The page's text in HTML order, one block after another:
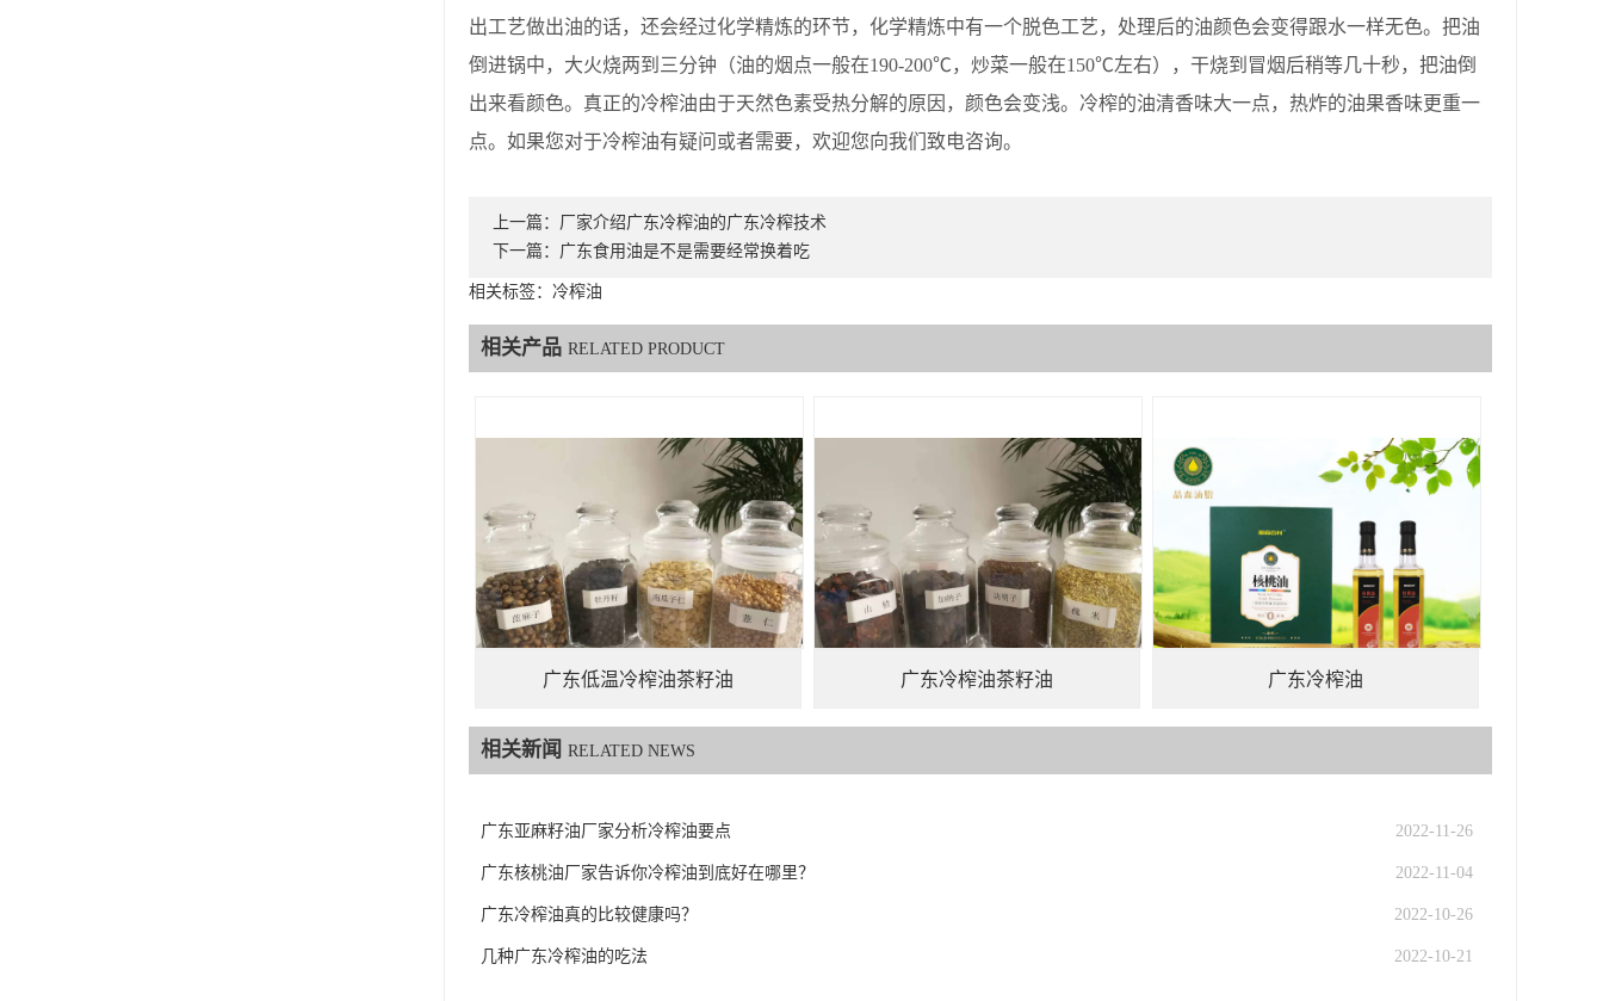
出工艺做出油的话，还会经过化学精炼的环节，化学精炼中有一个脱色工艺，处理后的油颜色会变得跟水一样无色。把油
倒进锅中，大火烧两到三分钟（油的烟点一般在190-200℃，炒菜一般在150℃左右），干烧到冒烟后稍等几十秒，把油倒
出来看颜色。真正的冷榨油由于天然色素受热分解的原因，颜色会变浅。冷榨的油清香味大一点，热炸的油果香味更重一
点。如果您对于冷榨油有疑问或者需要，欢迎您向我们致电咨询。
上一篇： 厂家介绍广东冷榨油的广东冷榨技术
下一篇： 广东食用油是不是需要经常换着吃
相关标签：冷榨油
相关产品 RELATED PRODUCT
广东低温冷榨油茶籽油 广东冷榨油茶籽油 广东冷榨油
相关新闻 RELATED NEWS
广东亚麻籽油厂家分析冷榨油要点 2022-11-26
广东核桃油厂家告诉你冷榨油到底好在哪里？ 2022-11-04
广东冷榨油真的比较健康吗？ 2022-10-26
几种广东冷榨油的吃法 2022-10-21